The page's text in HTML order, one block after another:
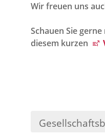
Wir freuen uns
Schauen Sie
diesem kurzen